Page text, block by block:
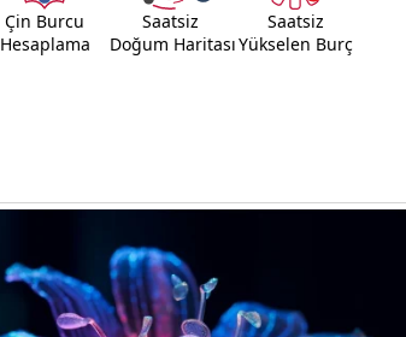
Çin Burcu
Hesaplama
Saatsiz
Doğum Haritası
Saatsiz
Yükselen Burç